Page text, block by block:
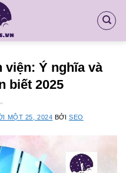
viện: Ý nghĩa và
biết 2025
MỘT 25, 2024 BỞISEO